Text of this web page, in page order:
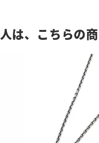
は、こちらの